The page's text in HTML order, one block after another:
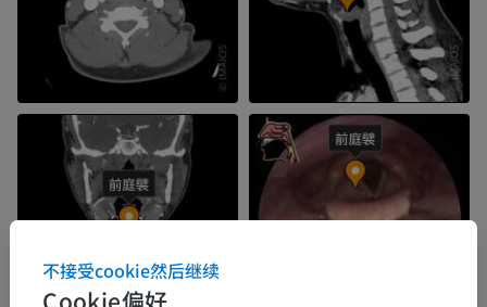
不接受cookie然后继续